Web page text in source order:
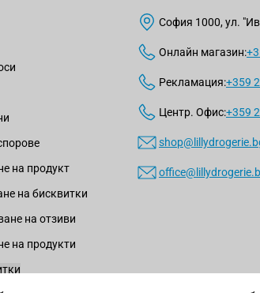
на продукт
на бисквитки
на отзиви
на продукти
София 1000, ул.
Онлайн магазин:
Рекламация:+359
Центр. Офис:+359